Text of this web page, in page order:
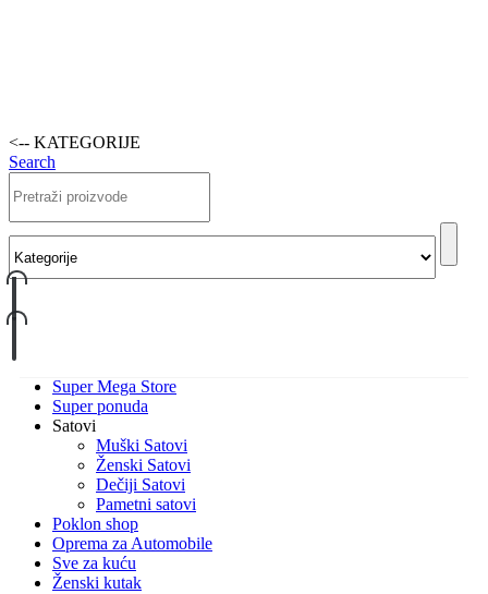
<-- KATEGORIJE
Search
Super Mega Store
Super ponuda
Satovi
Muški Satovi
Ženski Satovi
Dečiji Satovi
Pametni satovi
Poklon shop
Oprema za Automobile
Sve za kuću
Ženski kutak